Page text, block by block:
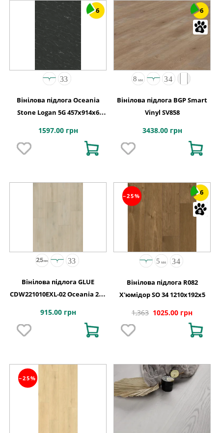
6
Вінілова підлога Oceania
Stone Logan 5G 457x914х6
1597.00 грн
6
Вінілова підлога BGP Smart
Vinyl SV858
3438.00 грн
Вінілова підлога GLUE
CDW221010EXL-02 Oceania 2,5-
1227х187х2,5
915.00 грн
−25% 6
Вінілова підлога R082
Х'юмідор SO 34 1210x192x5
1,363 1025.00 грн
−25%